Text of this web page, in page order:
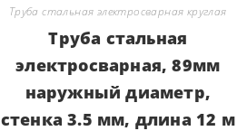
Труба стальная электросварная круглая
Труба стальная
электросварная, 89мм
наружный диаметр,
стенка 3.5 мм, длина 12 м